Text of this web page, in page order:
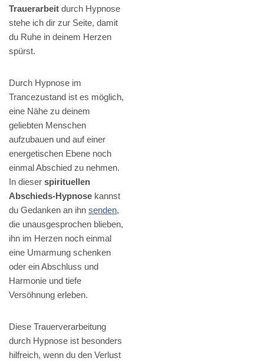
Trauerarbeit durch Hypnose
stehe ich dir zur Seite, damit
du Ruhe in deinem Herzen
spürst.
Durch Hypnose im
Trancezustand ist es möglich,
eine Nähe zu deinem
geliebten Menschen
aufzubauen und auf einer
energetischen Ebene noch
einmal Abschied zu nehmen.
In dieser spirituellen
Abschieds-Hypnose kannst
du Gedanken an ihn senden,
die unausgesprochen blieben,
ihn im Herzen noch einmal
eine Umarmung schenken
oder ein Abschluss und
Harmonie und tiefe
Versöhnung erleben.
Diese Trauerverarbeitung
durch Hypnose ist besonders
hilfreich, wenn du den Verlust